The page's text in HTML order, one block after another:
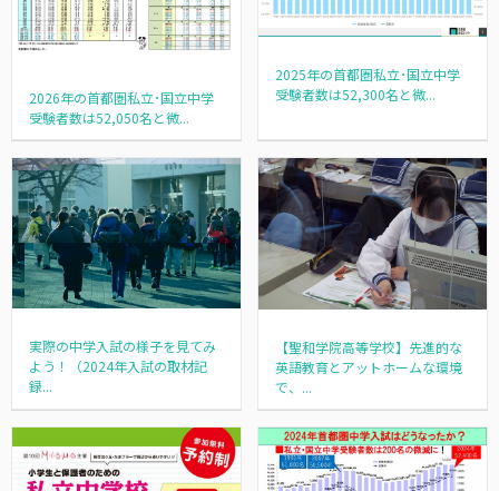
2026年の首都圏私立･国立中学
受験者数は52,050名と微...
2025年の首都圏私立･国立中学
受験者数は52,300名と微...
実際の中学入試の様子を見てみ
よう！（2024年入試の取材記
録...
【聖和学院高等学校】先進的な
英語教育とアットホームな環境
で、...